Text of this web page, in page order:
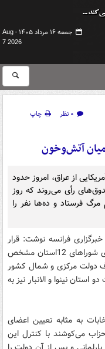
جمعه ۱۶ مرداد ۱۴۰۵ -
Aug
7 2026
۰ نظر
چاپ
آتش‌وخون
از عراق، امروز حدود
رأی می‌روند که روز
30نفر را به کام مرگ فرستاد و ده‌ها نفر را
فرانسه نوشت: قرار
است در انتخابات شوراهای استانی عراق اعضای شوراهای 12استان مشخص
دولت مرکزی و شمال کشور
استان نینوا و الانبار نیز به
به مثابه تعیین اعضای
می‌کوشند با کنترل این